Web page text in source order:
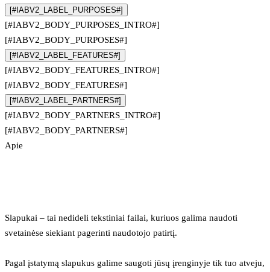
[#IABV2_LABEL_PURPOSES#]
[#IABV2_BODY_PURPOSES_INTRO#]
[#IABV2_BODY_PURPOSES#]
[#IABV2_LABEL_FEATURES#]
[#IABV2_BODY_FEATURES_INTRO#]
[#IABV2_BODY_FEATURES#]
[#IABV2_LABEL_PARTNERS#]
[#IABV2_BODY_PARTNERS_INTRO#]
[#IABV2_BODY_PARTNERS#]
Apie
Slapukai – tai nedideli tekstiniai failai, kuriuos galima naudoti
svetainėse siekiant pagerinti naudotojo patirtį.
Pagal įstatymą slapukus galime saugoti jūsų įrenginyje tik tuo atveju,